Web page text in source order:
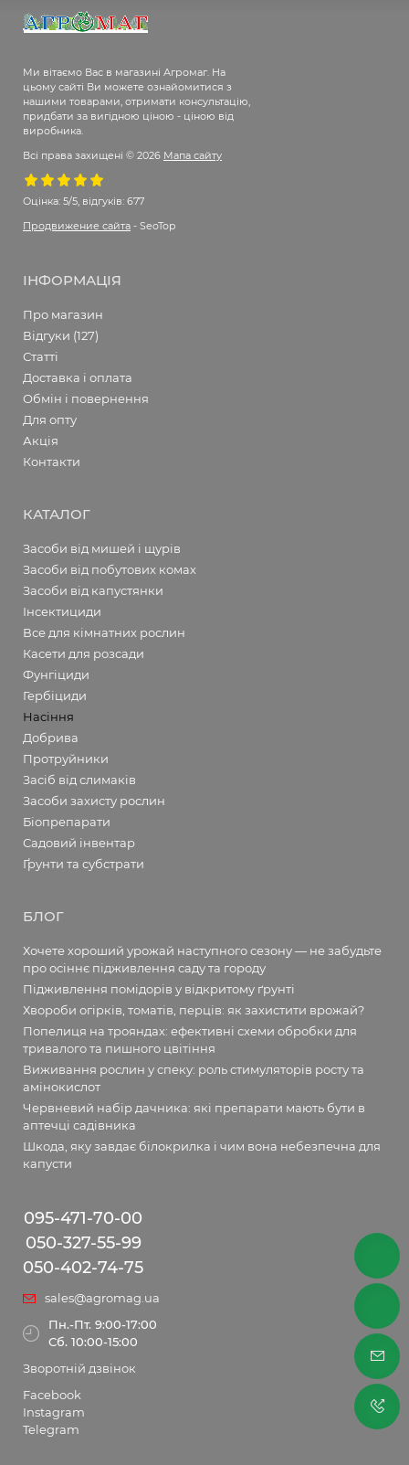
Ми вітаємо Вас в магазині Агромаг. На
цьому сайті Ви можете ознайомитися з
нашими товарами, отримати консультацію,
придбати за вигідною ціною - ціною від
виробника.
Всі права захищені © 2026 Мапа сайту
Оцінка: 5/5, відгуків: 677
Продвижение сайта - SeoTop
ІНФОРМАЦІЯ
Про магазин
Відгуки (127)
Статті
Доставка і оплата
Обмін і повернення
Для опту
Акція
Контакти
КАТАЛОГ
Засоби від мишей і щурів
Засоби від побутових комах
Засоби від капустянки
Інсектициди
Все для кімнатних рослин
Касети для розсади
Фунгіциди
Гербіциди
Насіння
Добрива
Протруйники
Засіб від слимаків
Засоби захисту рослин
Біопрепарати
Садовий інвентар
Ґрунти та субстрати
БЛОГ
Хочете хороший урожай наступного сезону — не забудьте
про осіннє підживлення саду та городу
Підживлення помідорів у відкритому ґрунті
Хвороби огірків, томатів, перців: як захистити врожай?
Попелиця на трояндах: ефективні схеми обробки для
тривалого та пишного цвітіння
Виживання рослин у спеку: роль стимуляторів росту та
амінокислот
Червневий набір дачника: які препарати мають бути в
аптечці садівника
Шкода, яку завдає білокрилка і чим вона небезпечна для
капусти
095-471-70-00
050-327-55-99
050-402-74-75
sales@agromag.ua
Пн.-Пт. 9:00-17:00
Сб. 10:00-15:00
Зворотній дзвінок
Facebook
Instagram
Telegram